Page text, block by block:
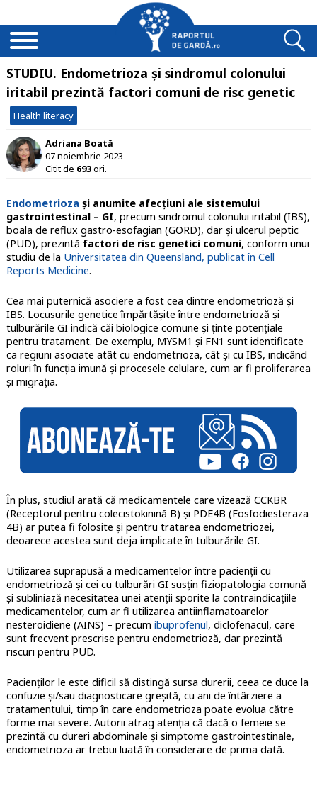
STUDIU. Endometrioza și sindromul colonului
iritabil prezintă factori comuni de risc genetic
Health literacy
Adriana Boată
07 noiembrie 2023
Citit de 693ori.
Endometrioza și anumite afecțiuni ale sistemului
gastrointestinal – GI, precum sindromul colonului iritabil (IBS),
boala de reflux gastro-esofagian (GORD), dar și ulcerul peptic
(PUD), prezintă factori de risc genetici comuni, conform unui
studiu de la Universitatea din Queensland, publicat în Cell
Reports Medicine.
Cea mai puternică asociere a fost cea dintre endometrioză și
IBS. Locusurile genetice împărtășite între endometrioză și
tulburările GI indică căi biologice comune și ținte potențiale
pentru tratament. De exemplu, MYSM1 și FN1 sunt identificate
ca regiuni asociate atât cu endometrioza, cât și cu IBS, indicând
roluri în funcția imună și procesele celulare, cum ar fi proliferarea
și migrația.
În plus, studiul arată că medicamentele care vizează CCKBR
(Receptorul pentru colecistokinină B) și PDE4B (Fosfodiesteraza
4B) ar putea fi folosite și pentru tratarea endometriozei,
deoarece acestea sunt deja implicate în tulburările GI.
Utilizarea suprapusă a medicamentelor între pacienții cu
endometrioză și cei cu tulburări GI susțin fiziopatologia comună
și subliniază necesitatea unei atenții sporite la contraindicațiile
medicamentelor, cum ar fi utilizarea antiinflamatoarelor
nesteroidiene (AINS) – precum ibuprofenul, diclofenacul, care
sunt frecvent prescrise pentru endometrioză, dar prezintă
riscuri pentru PUD.
Pacienților le este dificil să distingă sursa durerii, ceea ce duce la
confuzie și/sau diagnosticare greșită, cu ani de întârziere a
tratamentului, timp în care endometrioza poate evolua către
forme mai severe. Autorii atrag atenția că dacă o femeie se
prezintă cu dureri abdominale și simptome gastrointestinale,
endometrioza ar trebui luată în considerare de prima dată.